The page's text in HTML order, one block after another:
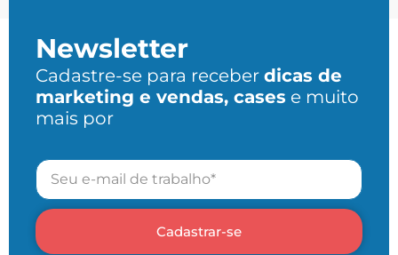
Newsletter
Cadastre-se para receber dicas de
marketing e vendas, cases e muito
mais por
Cadastrar-se